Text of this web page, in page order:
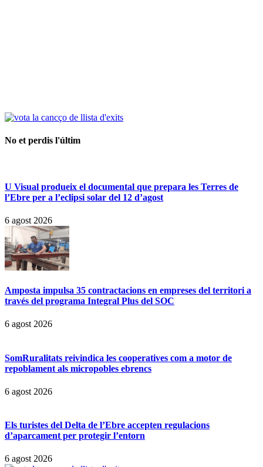
No et perdis l'últim
U Visual produeix el documental que prepara les Terres de
l’Ebre per a l’eclipsi solar del 12 d’agost
6 agost 2026
Amposta impulsa 35 contractacions en empreses del territori a
través del programa Integral Plus del SOC
6 agost 2026
SomRuralitats reivindica les cooperatives com a motor de
repoblament als micropobles ebrencs
6 agost 2026
Els turistes del Delta de l’Ebre accepten regulacions
d’aparcament per protegir l’entorn
6 agost 2026